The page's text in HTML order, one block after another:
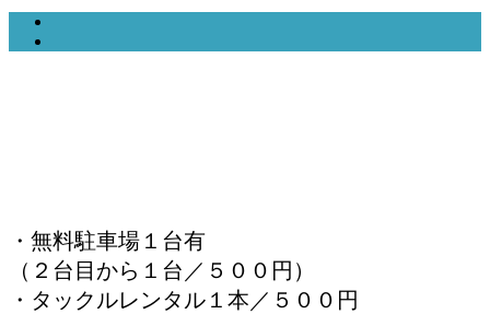
・無料駐車場１台有
（２台目から１台／５００円）
・タックルレンタル１本／５００円